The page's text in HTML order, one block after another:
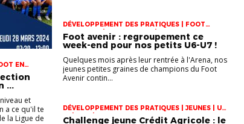
EN
...
et
a ce qu'il te
la Ligue de
DÉVELOPPEMENT DES PRATIQUES | FOOT
ANIMATION | FOOT AVENIR | JEUNES
Foot avenir : regroupement ce
week-end pour nos petits U6-U7 !
Quelques mois après leur rentrée à l'Arena, nos
jeunes petites graines de champions du Foot
Avenir contin...
DÉVELOPPEMENT DES PRATIQUES | JEUNES | U-
13 | U-15 | U-17
Challenge jeune Crédit Agricole : le